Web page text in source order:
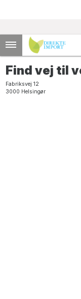
Find vej til
Fabriksvej 12
3000 Helsingør